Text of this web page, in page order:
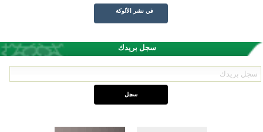
في نشر الألوكة
سجل بريدك